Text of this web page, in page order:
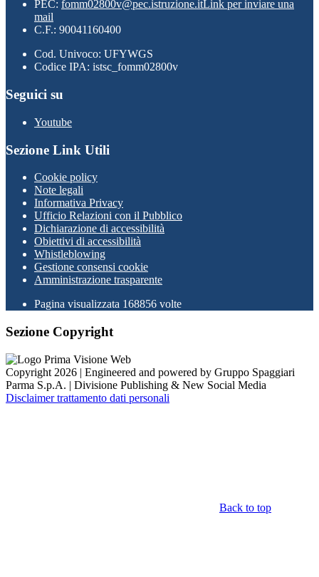
PEC: fomm02800v@pec.istruzione.itLink per inviare una
mail
C.F.: 90041160400
Cod. Univoco: UFYWGS
Codice IPA: istsc_fomm02800v
Seguici su
Youtube
Sezione Link Utili
Cookie policy
Note legali
Informativa Privacy
Ufficio Relazioni con il Pubblico
Dichiarazione di accessibilità
Obiettivi di accessibilità
Whistleblowing
Gestione consensi cookie
Amministrazione trasparente
Pagina visualizzata 168856 volte
Sezione Copyright
Copyright 2026 | Engineered and powered by Gruppo Spaggiari
Parma S.p.A. | Divisione Publishing & New Social Media
Disclaimer trattamento dati personali
Back to top